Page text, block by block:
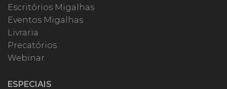
Escritórios Migalhas
Eventos Migalhas
Livraria
Precatórios
Webinar
ESPECIAIS